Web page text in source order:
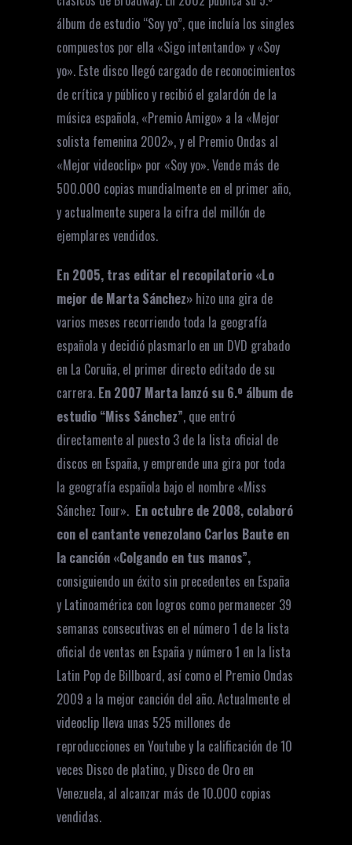
álbum de estudio “Soy yo”, que incluía los singles
compuestos por ella «Sigo intentando» y «Soy
yo». Este disco llegó cargado de reconocimientos
de crítica y público y recibió el galardón de la
música española, «Premio Amigo» a la «Mejor
solista femenina 2002», y el Premio Ondas al
«Mejor videoclip» por «Soy yo». Vende más de
500.000 copias mundialmente en el primer año,
y actualmente supera la cifra del millón de
ejemplares vendidos.
En 2005, tras editar el recopilatorio «Lo
mejor de Marta Sánchez»hizo una gira de
varios meses recorriendo toda la geografía
española y decidió plasmarlo en un DVD grabado
en La Coruña, el primer directo editado de su
carrera. En 2007 Marta lanzó su 6.º álbum de
estudio “Miss Sánchez”, que entró
directamente al puesto 3 de la lista oficial de
discos en España, y emprende una gira por toda
la geografía española bajo el nombre «Miss
Sánchez Tour». En octubre de 2008, colaboró
con el cantante venezolano Carlos Baute en
la canción «Colgando en tus manos”,
consiguiendo un éxito sin precedentes en España
y Latinoamérica con logros como permanecer 39
semanas consecutivas en el número 1 de la lista
oficial de ventas en España y número 1 en la lista
Latin Pop de Billboard, así como el Premio Ondas
2009 a la mejor canción del año. Actualmente el
videoclip lleva unas 525 millones de
reproducciones en Youtube y la calificación de 10
veces Disco de platino, y Disco de Oro en
Venezuela, al alcanzar más de 10.000 copias
vendidas.